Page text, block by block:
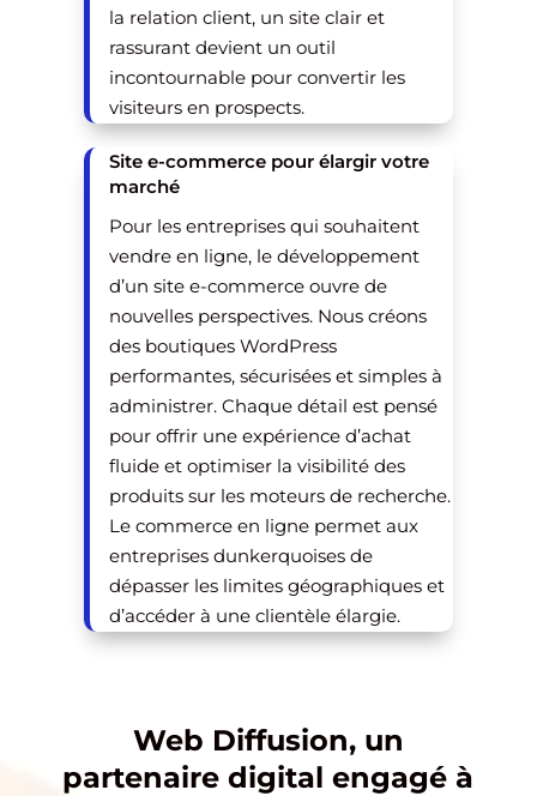
la relation client, un site clair et
rassurant devient un outil
incontournable pour convertir les
visiteurs en prospects.
Site e-commerce pour élargir votre
marché
Pour les entreprises qui souhaitent
vendre en ligne, le développement
d’un site e-commerce ouvre de
nouvelles perspectives. Nous créons
des boutiques WordPress
performantes, sécurisées et simples à
administrer. Chaque détail est pensé
pour offrir une expérience d’achat
fluide et optimiser la visibilité des
produits sur les moteurs de recherche.
Le commerce en ligne permet aux
entreprises dunkerquoises de
dépasser les limites géographiques et
d’accéder à une clientèle élargie.
Web Diffusion, un
partenaire digital engagé à